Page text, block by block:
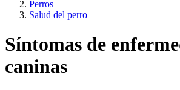
Perros
Salud del perro
Síntomas de
caninas